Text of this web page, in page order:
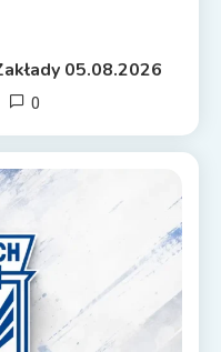
05.08.2026
0